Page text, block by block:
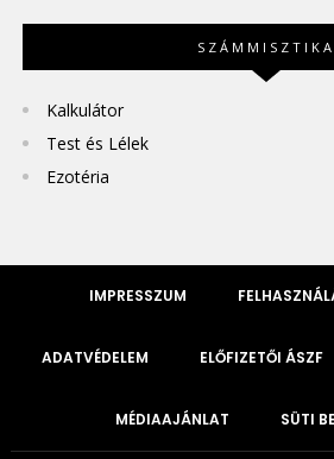
SZÁMMISZTIKA
Kalkulátor
Test és Lélek
Ezotéria
IMPRESSZUM
ADATVÉDELEM ELŐFIZETŐI ÁSZF
MÉDIAAJÁNLAT SÜTI